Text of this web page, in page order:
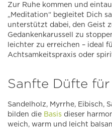
Zur Ruhe kommen und
„Meditation“ begleitet Dich
unterstützt dabei, den Geist
Gedankenkarussell zu
leichter zu erreichen – ideal
Achtsamkeitspraxis oder
Sanfte Düfte
Sandelholz, Myrrhe, Eibisch,
bilden die Basis dieser
weich, warm und leicht